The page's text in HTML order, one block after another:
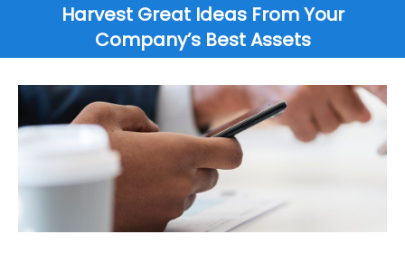
Harvest Great Ideas From Your
Company’s Best Assets